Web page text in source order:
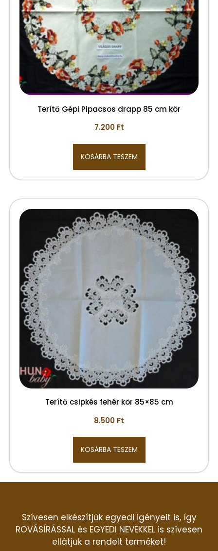
Terítő Gépi Pipacsos drapp 85 cm kör
7.200 Ft
KOSÁRBA TESZEM
Terítő csipkés fehér kör 85×85 cm
8.500 Ft
KOSÁRBA TESZEM
Szívesen elkészítjük egyedi igényeit is, így
ROVÁSÍRÁSSAL és EGYEDI NEVEKKEL is szívesen
ellátjuk a rendelt terméket!